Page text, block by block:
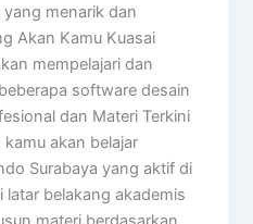
menarik dan
Akan Kamu Kuasai
mempelajari dan
software desain
dan Materi Terkini
akan belajar
Surabaya yang aktif di
latar belakang akademis